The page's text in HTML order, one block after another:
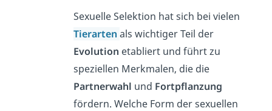
Sexuelle Selektion hat sich bei vielen
Tierartenals wichtiger Teil der
Evolution etabliert und führt zu
speziellen Merkmalen, die die
Partnerwahl und Fortpflanzung
fördern. Welche Form der sexuellen